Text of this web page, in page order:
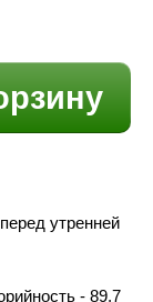
утренней
- 89,7